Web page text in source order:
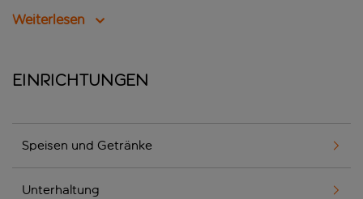
Weiterlesen
Einrichtungen
Speisen und Getränke
Unterhaltung